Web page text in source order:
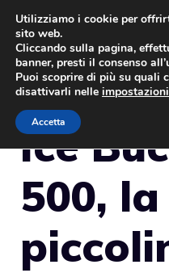
Vai
contenuto
Ice
500, la
Utilizziamo i cookie per
sito web.
Cliccando sulla pagina,
banner, presti il consenso
Puoi scoprire di più su quali
disattivarli nelle impostazioni
Accetta